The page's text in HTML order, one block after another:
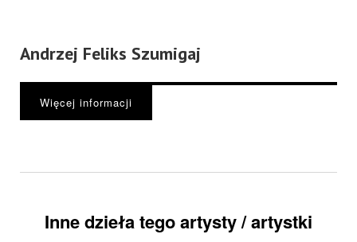
Andrzej Feliks Szumigaj
Więcej informacji
Inne dzieła tego artysty / artystki